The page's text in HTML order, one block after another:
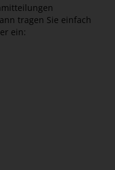
tragen Sie einfach
ein: